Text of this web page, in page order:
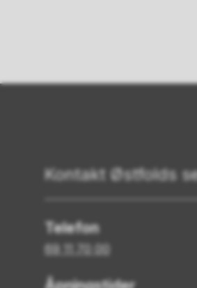
Kontakt Østfolds
Telefon
69 11 70 00